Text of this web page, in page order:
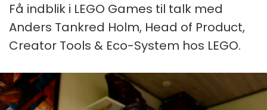
Få indblik i LEGO Games til talk med
Anders Tankred Holm, Head of Product,
Creator Tools & Eco-System hos LEGO.